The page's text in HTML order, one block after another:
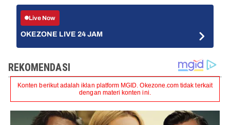
Live Now
OKEZONE LIVE 24 JAM